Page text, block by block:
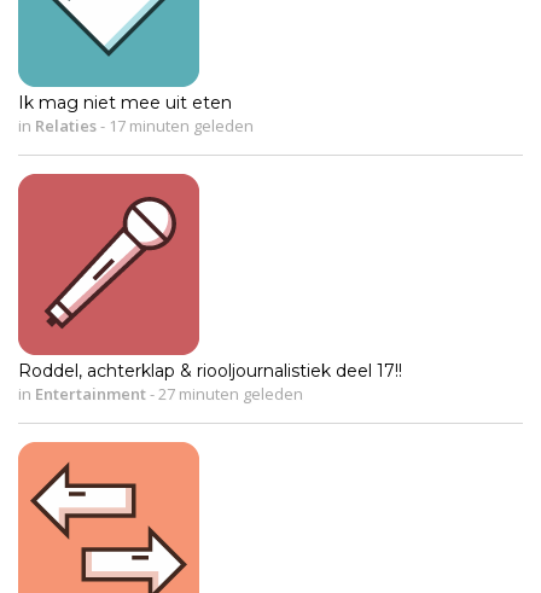
Ik mag niet mee uit eten
in Relaties- 17 minuten geleden
Roddel, achterklap & riooljournalistiek deel 17!!
in Entertainment-27 minuten geleden